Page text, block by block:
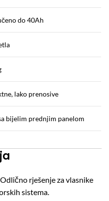
do 40Ah
lako prenosive
bijelim prednjim panelom
rješenje za vlasnike
sistema.